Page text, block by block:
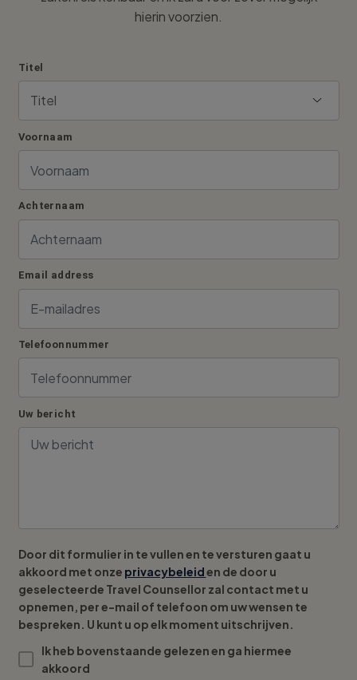
hierin voorzien.
Titel
Voornaam
Achternaam
Email address
Telefoonnummer
Uw bericht
Door dit formulier in te vullen en te versturen gaat u
akkoord met onze privacybeleiden de door u
geselecteerde Travel Counsellor zal contact met u
opnemen, per e-mail of telefoon om uw wensen te
bespreken. U kunt u op elk moment uitschrijven.
Ik heb bovenstaande gelezen en ga hiermee
akkoord